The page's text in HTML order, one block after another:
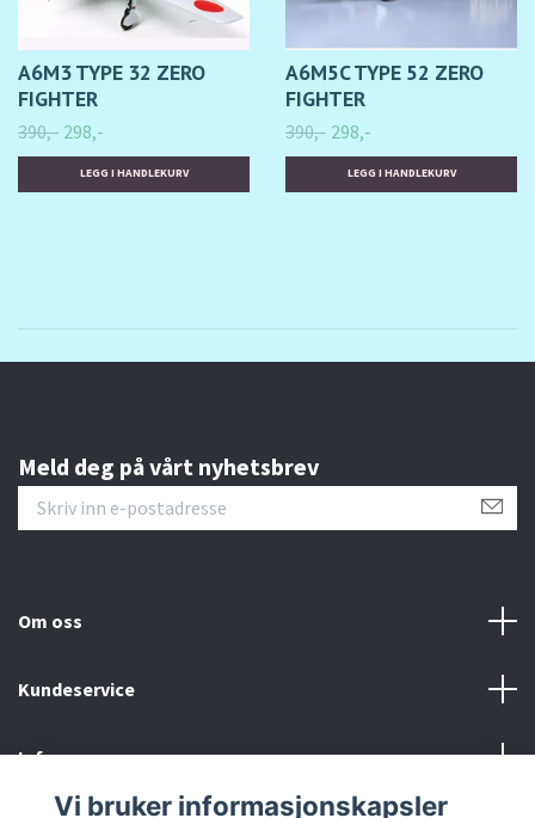
A6M3 TYPE 32 ZERO
FIGHTER
390,- 298,-
A6M5C TYPE 52 ZERO
FIGHTER
390,- 298,-
Meld deg på vårt nyhetsbrev
Om oss
Kundeservice
Info
Vi bruker informasjonskapsler